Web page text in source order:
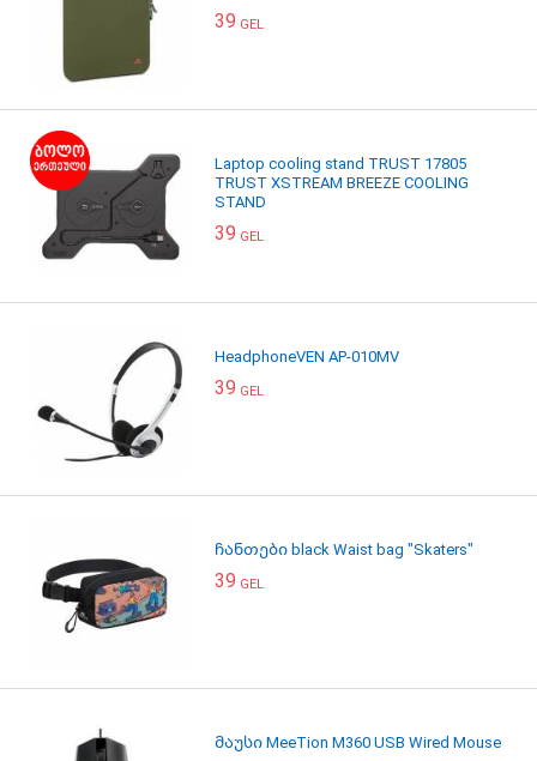
39 GEL
Laptop cooling stand TRUST 17805
TRUST XSTREAM BREEZE COOLING
STAND
39 GEL
HeadphoneVEN AP-010MV
39 GEL
ჩანთები black Waist bag "Skaters"
39 GEL
მაუსი MeeTion M360 USB Wired Mouse